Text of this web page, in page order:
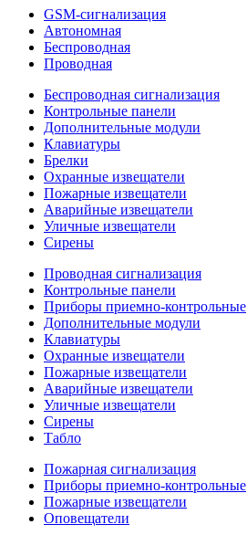
GSM-сигнализация
Автономная
Беспроводная
Проводная
Беспроводная сигнализация
Контрольные панели
Дополнительные модули
Клавиатуры
Брелки
Охранные извещатели
Пожарные извещатели
Аварийные извещатели
Уличные извещатели
Сирены
Проводная сигнализация
Контрольные панели
Приборы приемно-контрольные
Дополнительные модули
Клавиатуры
Охранные извещатели
Пожарные извещатели
Аварийные извещатели
Уличные извещатели
Сирены
Табло
Пожарная сигнализация
Приборы приемно-контрольные
Пожарные извещатели
Оповещатели